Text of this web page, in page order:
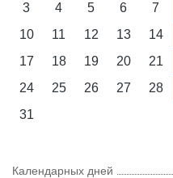
3
4 5 6 7
10
11 12 13 14
17
18 19 20 21
24
25 26 27 28
31
Календарных дней